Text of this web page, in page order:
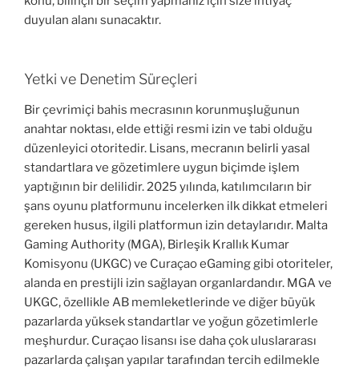
duyulan alanı sunacaktır.
Yetki ve Denetim Süreçleri
Bir çevrimiçi bahis mecrasının korunmuşluğunun
anahtar noktası, elde ettiği resmi izin ve tabi olduğu
düzenleyici otoritedir. Lisans, mecranın belirli yasal
standartlara ve gözetimlere uygun biçimde işlem
yaptığının bir delilidir. 2025 yılında, katılımcıların bir
şans oyunu platformunu incelerken ilk dikkat etmeleri
gereken husus, ilgili platformun izin detaylarıdır. Malta
Gaming Authority (MGA), Birleşik Krallık Kumar
Komisyonu (UKGC) ve Curaçao eGaming gibi otoriteler,
alanda en prestijli izin sağlayan organlardandır. MGA ve
UKGC, özellikle AB memleketlerinde ve diğer büyük
pazarlarda yüksek standartlar ve yoğun gözetimlerle
meşhurdur. Curaçao lisansı ise daha çok uluslararası
pazarlarda çalışan yapılar tarafından tercih edilmekle